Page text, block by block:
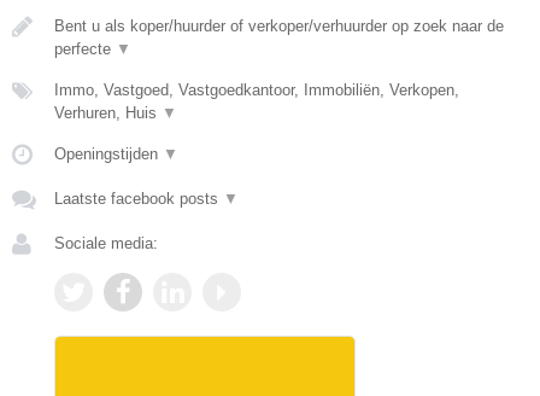
Bent u als koper/huurder of verkoper/verhuurder op zoek naar de
perfecte ▼
Immo, Vastgoed, Vastgoedkantoor, Immobiliën, Verkopen,
Verhuren, Huis ▼
Openingstijden ▼
Laatste facebook posts ▼
Sociale media: